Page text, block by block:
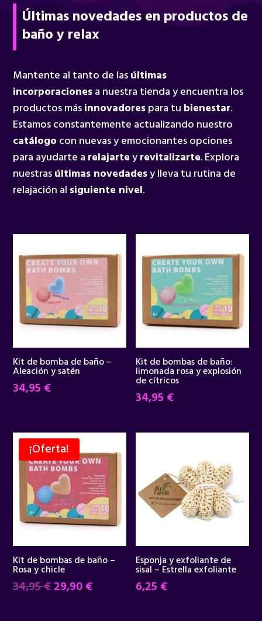
Últimas novedades en productos de
baño y relax
Mantente al tanto de lasúltimas
incorporacionesa nuestra tienda y encuentra los
productos másinnovadorespara tu bienestar.
Estamos constantemente actualizando nuestro
catálogo con nuevas y emocionantes opciones
para ayudarte a relajarteyrevitalizarte. Explora
nuestrasúltimas novedadesy lleva tu rutina de
relajación al siguiente nivel.
Kit de bomba de baño –
Aleación y satén
34,95 €
Kit de bombas de baño:
limonada rosa y explosión
de cítricos
34,95 €
¡Oferta!
Kit de bombas de baño –
Rosa y chicle
34,95€El
29,90€El
Esponja y exfoliante de
sisal – Estrella exfoliante
6,25 €